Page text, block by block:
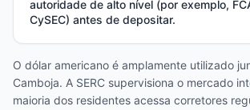
autoridade de alto nível (por exemplo,
CySEC) antes de depositar.
O dólar americano é amplamente utilizado
Camboja. A SERC supervisiona o mercado
maioria dos residentes acessa corretores